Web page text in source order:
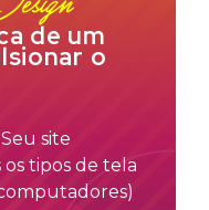
de um
o
Seu site
tipos de tela